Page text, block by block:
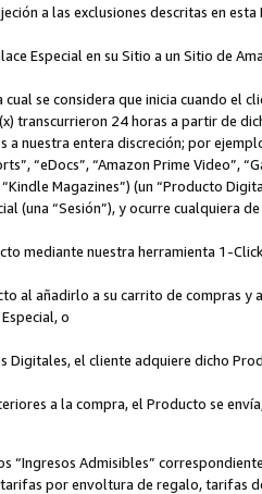
a las exclusiones descritas en
Especial en su Sitio a un Sitio de
cual se considera que inicia cuando el
transcurrieron 24 horas a partir de
a nuestra entera discreción; por
“eDocs”, “Amazon Prime Video”,
Magazines”) (un “Producto
(una “Sesión”), y ocurre cualquiera
mediante nuestra herramienta 1-
al añadirlo a su carrito de compras
o
Digitales, el cliente adquiere dicho
a la compra, el Producto se
“Ingresos Admisibles”
por envoltura de regalo, tarifas